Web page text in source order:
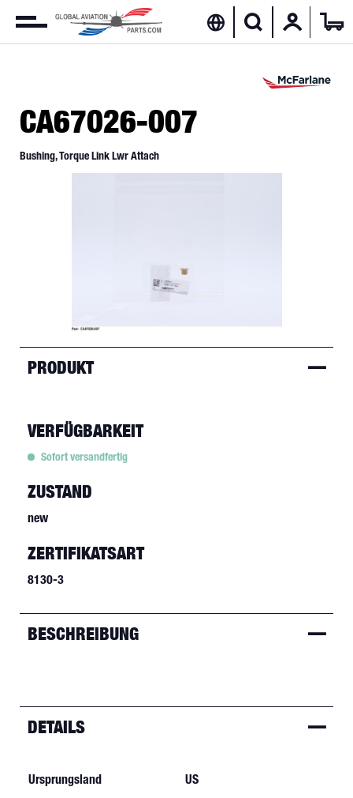
CA67026-007
Bushing, Torque Link Lwr Attach
PRODUKT
VERFÜGBARKEIT
Sofort versandfertig
ZUSTAND
new
ZERTIFIKATSART
8130-3
BESCHREIBUNG
DETAILS
Ursprungsland
US